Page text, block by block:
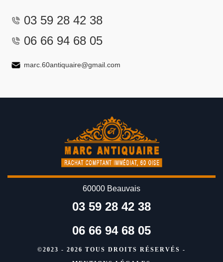
03 59 28 42 38
06 66 94 68 05
marc.60antiquaire@gmail.com
60000 Beauvais
03 59 28 42 38
06 66 94 68 05
©2023 - 2026 TOUS DROITS RÉSERVÉS -